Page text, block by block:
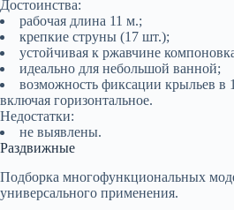
Достоинства:
рабочая длина 11 м.;
крепкие струны (17 шт.);
устойчивая к ржавчине
идеально для небольшой ванной;
возможность фиксации крыльев в
включая горизонтальное.
Недостатки:
не выявлены.
Раздвижные
Подборка многофункциональных
универсального применения.